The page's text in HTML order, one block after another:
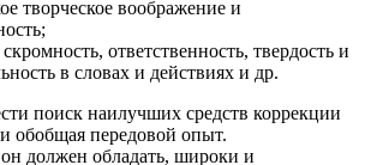
творческое воображение и
ответственность, твердость и
в словах и действиях и др.
поиск наилучших средств коррекции
обобщая передовой опыт.
должен обладать, широки и